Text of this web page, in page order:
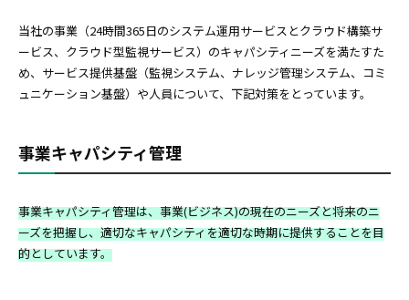
当社の事業（24時間365日のシステム運用サービスとクラウド構築サ
ービス、クラウド型監視サービス）のキャパシティニーズを満たすた
め、サービス提供基盤（監視システム、ナレッジ管理システム、コミ
ュニケーション基盤）や人員について、下記対策をとっています。
事業キャパシティ管理
事業キャパシティ管理は、事業(ビジネス)の現在のニーズと将来のニ
ーズを把握し、適切なキャパシティを適切な時期に提供することを目
的としています。